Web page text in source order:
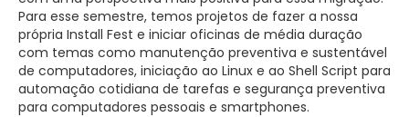
Para esse semestre, temos projetos de fazer a nossa
própria Install Fest e iniciar oficinas de média duração
com temas como manutenção preventiva e sustentável
de computadores, iniciação ao Linux e ao Shell Script para
automação cotidiana de tarefas e segurança preventiva
para computadores pessoais e smartphones.